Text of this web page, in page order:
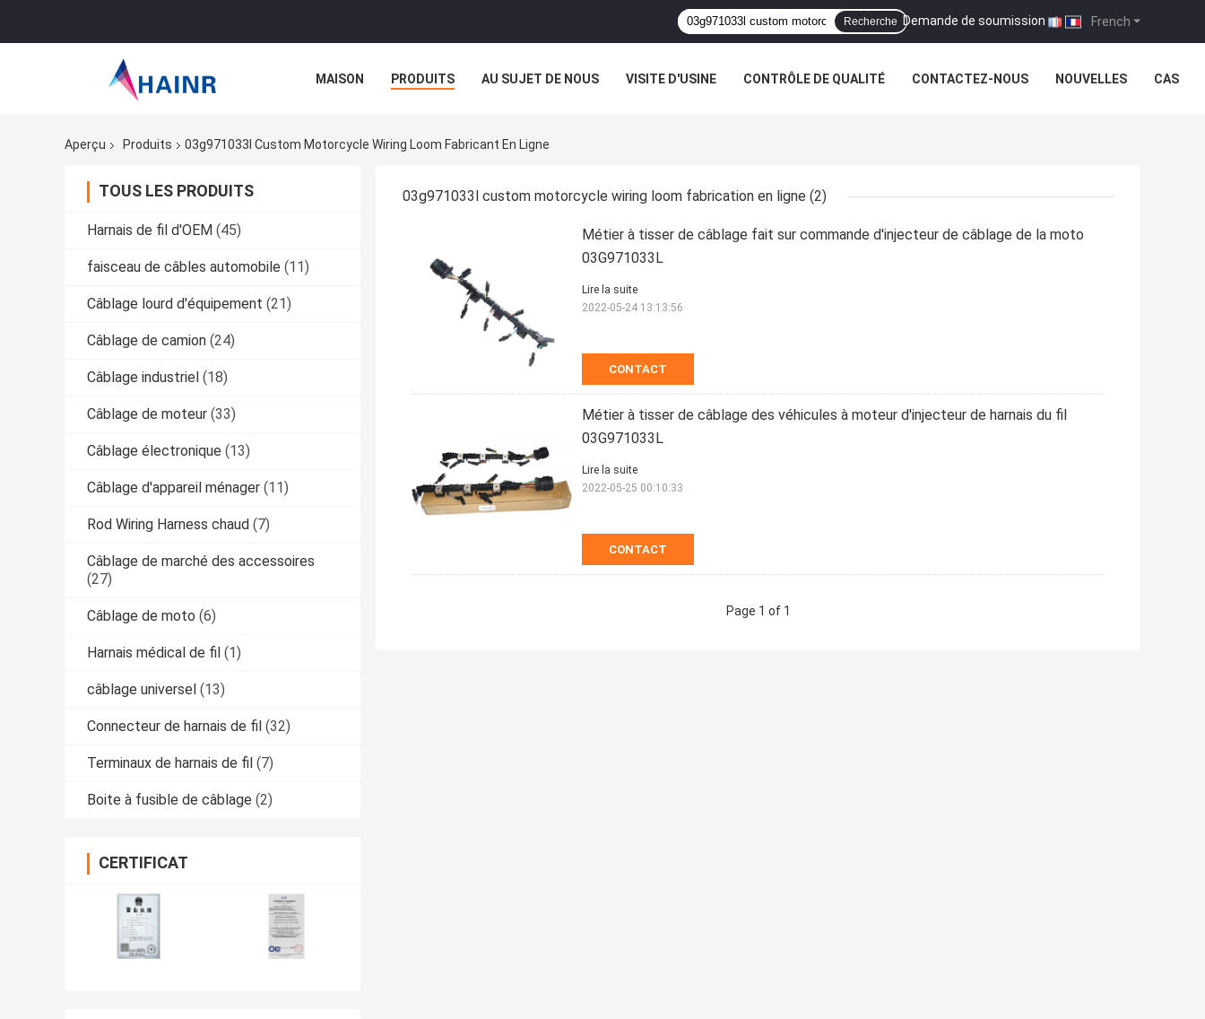
French
Demande de soumission |
Recherche
MAISON PRODUITS AU SUJET DE NOUS VISITE D'USINE CONTRÔLE DE QUALITÉ CONTACTEZ-NOUS NOUVELLES CAS
Aperçu Produits 03g971033l Custom Motorcycle Wiring Loom Fabricant En Ligne
TOUS LES PRODUITS
Harnais de fil d'OEM (45)
faisceau de câbles automobile (11)
Câblage lourd d'équipement (21)
Câblage de camion (24)
Câblage industriel (18)
Câblage de moteur (33)
Câblage électronique (13)
Câblage d'appareil ménager (11)
Rod Wiring Harness chaud (7)
Câblage de marché des accessoires
(27)
Câblage de moto (6)
Harnais médical de fil (1)
câblage universel (13)
Connecteur de harnais de fil (32)
Terminaux de harnais de fil (7)
Boite à fusible de câblage (2)
CERTIFICAT
03g971033l custom motorcycle wiring loom fabrication en ligne (2)
Métier à tisser de câblage fait sur commande d'injecteur de câblage de la moto
03G971033L
CONTACT
Lire la suite
2022-05-24 13:13:56
Métier à tisser de câblage des véhicules à moteur d'injecteur de harnais du fil
03G971033L
CONTACT
Lire la suite
2022-05-25 00:10:33
Page 1 of 1